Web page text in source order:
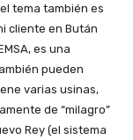
tema también es
cliente en Bután
es una
pueden
varias usinas,
de “milagro”
Rey (el sistema